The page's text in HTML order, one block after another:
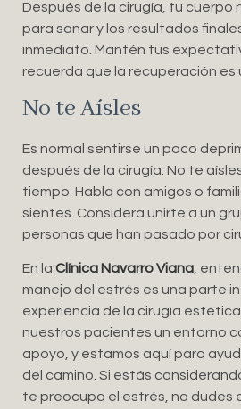
Después de la cirugía, tu cuerpo
para sanar y los resultados
inmediato. Mantén tus
recuerda que la recuperación es
No te Aísles
Es normal sentirse un poco
después de la cirugía. No te
tiempo. Habla con amigos o
sientes. Considera unirte a un
personas que han pasado por
En la Clínica Navarro Viana,
manejo del estrés es una parte
experiencia de la cirugía
nuestros pacientes un entorno
apoyo, y estamos aquí para
del camino. Si estás
te preocupa el estrés, no dudes